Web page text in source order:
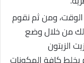
الوقت، ومن ثم نقوم
من خلال وضع
الزيتون